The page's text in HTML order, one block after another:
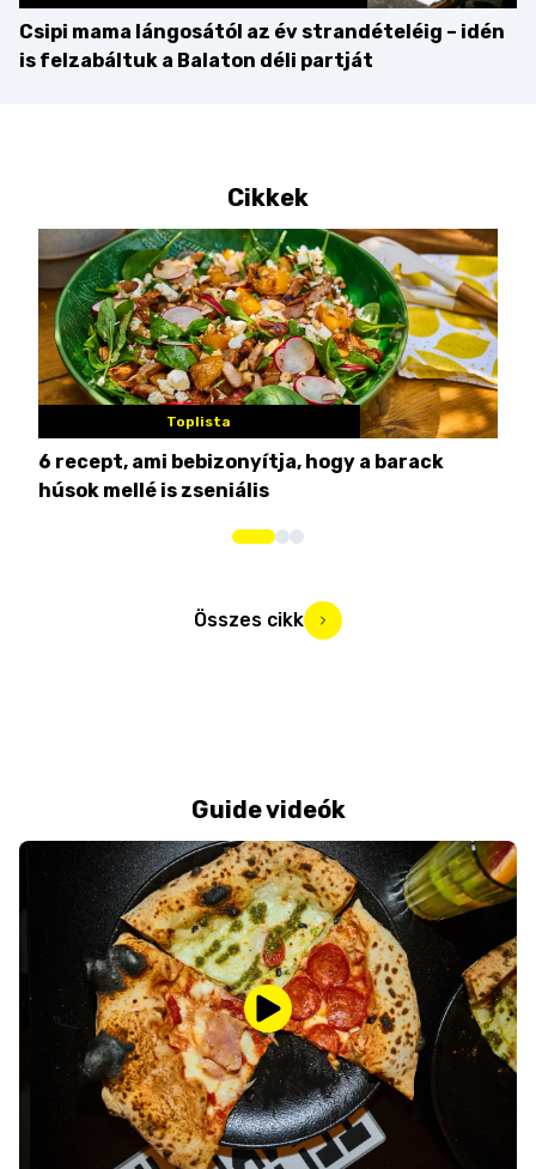
Csipi mama lángosától az év strandételéig – idén
is felzabáltuk a Balaton déli partját
Cikkek
Toplista
6 recept, ami bebizonyítja, hogy a barack
húsok mellé is zseniális
Összes cikk
Guide videók